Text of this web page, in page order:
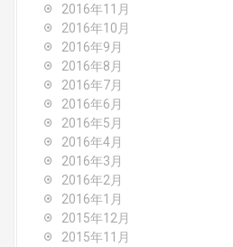
2016年11月
2016年10月
2016年9月
2016年8月
2016年7月
2016年6月
2016年5月
2016年4月
2016年3月
2016年2月
2016年1月
2015年12月
2015年11月